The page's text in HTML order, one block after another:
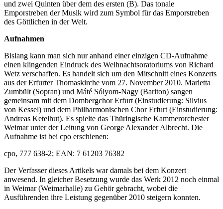
und zwei Quinten über dem des ersten (B). Das tonale
Emporstreben der Musik wird zum Symbol für das Emporstreben
des Göttlichen in der Welt.
Aufnahmen
Bislang kann man sich nur anhand einer einzigen CD-Aufnahme
einen klingenden Eindruck des Weihnachtsoratoriums von Richard
Wetz verschaffen. Es handelt sich um den Mitschnitt eines Konzerts
aus der Erfurter Thomaskirche vom 27. November 2010. Marietta
Zumbült (Sopran) und Máté Sólyom-Nagy (Bariton) sangen
gemeinsam mit dem Dombergchor Erfurt (Einstudierung: Silvius
von Kessel) und dem Philharmonischen Chor Erfurt (Einstudierung:
Andreas Ketelhut). Es spielte das Thüringische Kammerorchester
Weimar unter der Leitung von George Alexander Albrecht. Die
Aufnahme ist bei cpo erschienen:
cpo, 777 638-2; EAN: 7 61203 76382
Der Verfasser dieses Artikels war damals bei dem Konzert
anwesend. In gleicher Besetzung wurde das Werk 2012 noch einmal
in Weimar (Weimarhalle) zu Gehör gebracht, wobei die
Ausführenden ihre Leistung gegenüber 2010 steigern konnten.